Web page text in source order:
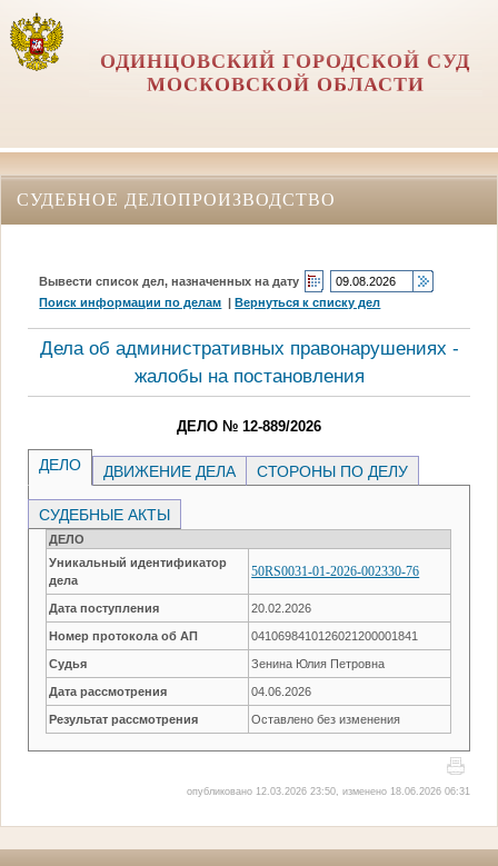
ОДИНЦОВСКИЙ ГОРОДСКОЙ СУД
МОСКОВСКОЙ ОБЛАСТИ
СУДЕБНОЕ ДЕЛОПРОИЗВОДСТВО
Вывести список дел, назначенных на дату
Поиск информации по делам |Вернуться к списку дел
Дела об административных правонарушениях -
жалобы на постановления
ДЕЛО № 12-889/2026
ДЕЛО ДВИЖЕНИЕ ДЕЛА СТОРОНЫ ПО ДЕЛУ
СУДЕБНЫЕ АКТЫ
ДЕЛО
Уникальный идентификатор
дела
50RS0031-01-2026-002330-76
Дата поступления 20.02.2026
Номер протокола об АП 0410698410126021200001841
Судья Зенина Юлия Петровна
Дата рассмотрения 04.06.2026
Результат рассмотрения Оставлено без изменения
опубликовано 12.03.2026 23:50, изменено 18.06.2026 06:31